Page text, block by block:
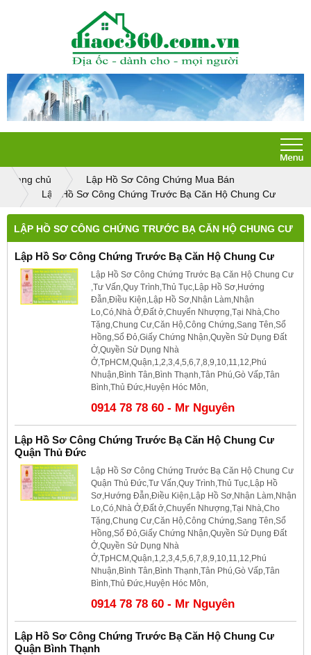
Trang chủ
Lập Hồ Sơ Công Chứng Mua Bán
Lập Hồ Sơ Công Chứng Trước Bạ Căn Hộ Chung Cư
LẬP HỒ SƠ CÔNG CHỨNG TRƯỚC BẠ CĂN HỘ CHUNG CƯ
Lập Hồ Sơ Công Chứng Trước Bạ Căn Hộ Chung Cư
Lập Hồ Sơ Công Chứng Trước Bạ Căn Hộ Chung Cư
,Tư Vấn,Quy Trình,Thủ Tục,Lập Hồ Sơ,Hướng
Đẫn,Điều Kiện,Lập Hồ Sơ,Nhận Làm,Nhận
Lo,Có,Nhà Ở,Đất ở,Chuyển Nhượng,Tại Nhà,Cho
Tặng,Chung Cư,Căn Hộ,Công Chứng,Sang Tên,Sổ
Hồng,Sổ Đỏ,Giấy Chứng Nhận,Quyền Sử Dụng Đất
Ở,Quyền Sử Dụng Nhà
Ở,TpHCM,Quận,1,2,3,4,5,6,7,8,9,10,11,12,Phú
Nhuận,Bình Tân,Bình Thạnh,Tân Phú,Gò Vấp,Tân
Bình,Thủ Đức,Huyện Hóc Môn,
0914 78 78 60 - Mr Nguyên
Lập Hồ Sơ Công Chứng Trước Bạ Căn Hộ Chung Cư
Quận Thủ Đức
Lập Hồ Sơ Công Chứng Trước Bạ Căn Hộ Chung Cư
Quận Thủ Đức,Tư Vấn,Quy Trình,Thủ Tục,Lập Hồ
Sơ,Hướng Đẫn,Điều Kiện,Lập Hồ Sơ,Nhận Làm,Nhận
Lo,Có,Nhà Ở,Đất ở,Chuyển Nhượng,Tại Nhà,Cho
Tặng,Chung Cư,Căn Hộ,Công Chứng,Sang Tên,Sổ
Hồng,Sổ Đỏ,Giấy Chứng Nhận,Quyền Sử Dụng Đất
Ở,Quyền Sử Dụng Nhà
Ở,TpHCM,Quận,1,2,3,4,5,6,7,8,9,10,11,12,Phú
Nhuận,Bình Tân,Bình Thạnh,Tân Phú,Gò Vấp,Tân
Bình,Thủ Đức,Huyện Hóc Môn,
0914 78 78 60 - Mr Nguyên
Lập Hồ Sơ Công Chứng Trước Bạ Căn Hộ Chung Cư
Quận Bình Thạnh